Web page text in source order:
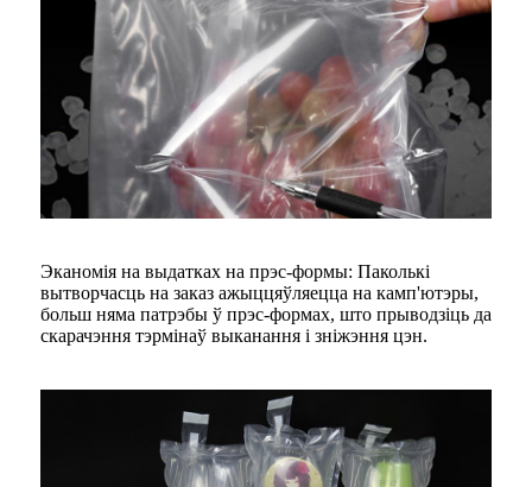
Эканомія на выдатках на прэс-формы: Паколькі
вытворчасць на заказ ажыццяўляецца на камп'ютэры,
больш няма патрэбы ў прэс-формах, што прыводзіць да
скарачэння тэрмінаў выканання і зніжэння цэн.